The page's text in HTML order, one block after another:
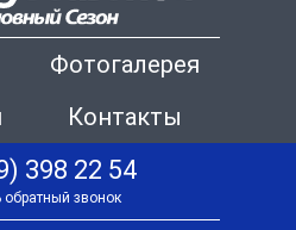
Фотогалерея
Контакты
398 22 54
обратный звонок